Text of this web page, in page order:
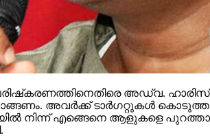
പരിഷ്‌കരണത്തിനെതിരെ അഡ്വ.
അവര്‍ക്ക് ടാര്‍ഗറ്റുകള്‍
നിന്ന് എങ്ങെനെ ആളുകളെ